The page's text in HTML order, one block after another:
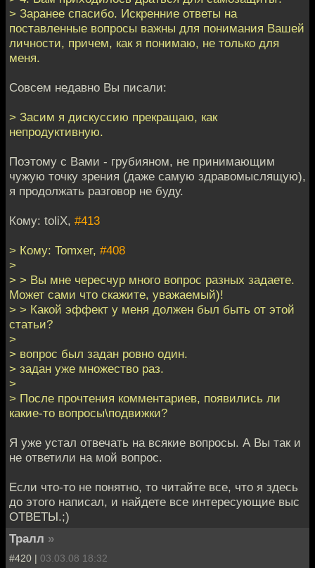
> Заранее спасибо. Искренние ответы на
поставленные вопросы важны для понимания Вашей
личности, причем, как я понимаю, не только для
меня.
Совсем недавно Вы писали:
> Засим я дискуссию прекращаю, как
непродуктивную.
Поэтому с Вами - грубияном, не принимающим
чужую точку зрения (даже самую здравомыслящую),
я продолжать разговор не буду.
Кому: toliX, #413
> Кому: Tomxer, #408
>
> > Вы мне чересчур много вопрос разных задаете.
Может сами что скажите, уважаемый)!
> > Какой эффект у меня должен был быть от этой
статьи?
>
> вопрос был задан ровно один.
> задан уже множество раз.
>
> После прочтения комментариев, появились ли
какие-то вопросы\подвижки?
Я уже устал отвечать на всякие вопросы. А Вы так и
не ответили на мой вопрос.
Если что-то не понятно, то читайте все, что я здесь
до этого написал, и найдете все интересующие выс
ОТВЕТЫ.;)
Тралл »
#420 | 03.03.08 18:32